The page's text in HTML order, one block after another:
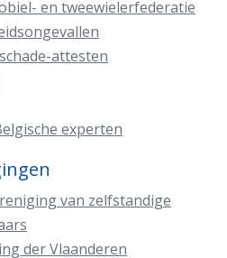
en tweewielerfederatie
attesten
experten
van zelfstandige
der Vlaanderen